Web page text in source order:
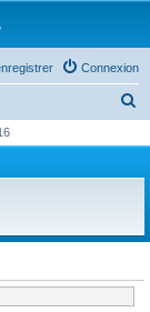
Connexion
h
r